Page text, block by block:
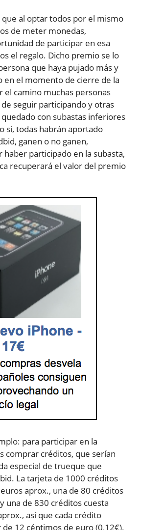
al optar todos por el mismo
de meter monedas,
de participar en esa
el regalo. Dicho premio se lo
que haya pujado más y
en el momento de cierre de la
el camino muchas personas
seguir participando y otras
con subastas inferiores
sí, todas habrán aportado
ganen o no ganen,
participado en la subasta,
recuperará el valor del premio
para participar en la
comprar créditos, que serían
especial de trueque que
La tarjeta de 1000 créditos
aprox., una de 80 créditos
una de 830 créditos cuesta
así que cada crédito
12 céntimos de euro (0,12€).